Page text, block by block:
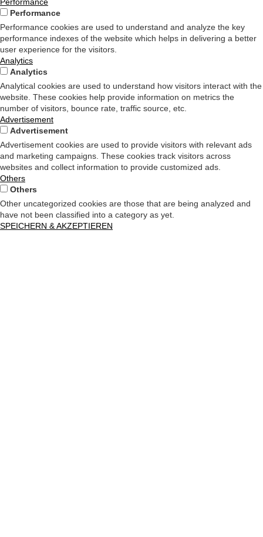
Performance
Performance cookies are used to understand and analyze the key
performance indexes of the website which helps in delivering a better
user experience for the visitors.
Analytics
Analytics
Analytical cookies are used to understand how visitors interact with the
website. These cookies help provide information on metrics the
number of visitors, bounce rate, traffic source, etc.
Advertisement
Advertisement
Advertisement cookies are used to provide visitors with relevant ads
and marketing campaigns. These cookies track visitors across
websites and collect information to provide customized ads.
Others
Others
Other uncategorized cookies are those that are being analyzed and
have not been classified into a category as yet.
SPEICHERN & AKZEPTIEREN